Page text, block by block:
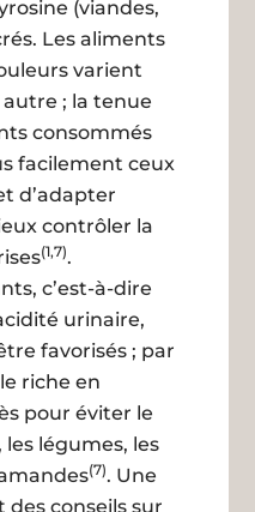
(viandes,
Les aliments
varient
; la tenue
consommés
facilement ceux
d’adapter
contrôler la
(1,7).
c’est-à-dire
urinaire,
favorisés ; par
riche en
pour éviter le
légumes, les
(7). Une
des conseils sur